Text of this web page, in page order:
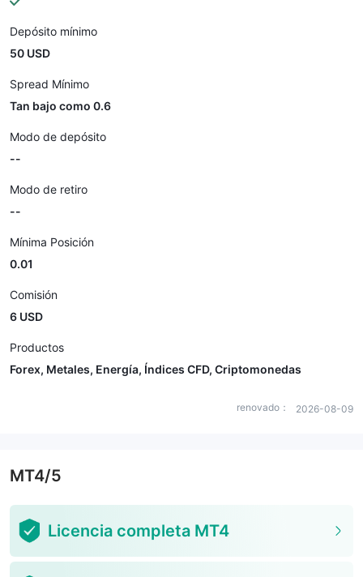
Depósito mínimo
50 USD
Spread Mínimo
Tan bajo como 0.6
Modo de depósito
--
Modo de retiro
--
Mínima Posición
0.01
Comisión
6 USD
Productos
Forex, Metales, Energía, Índices CFD, Criptomonedas
renovado： 2026-08-09
MT4/5
Licencia completa MT4